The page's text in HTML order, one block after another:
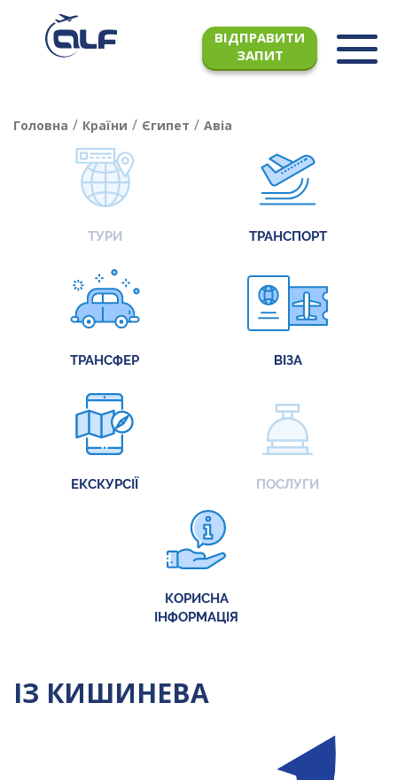
ВІДПРАВИТИ
ЗАПИТ
Головна / Країни / Єгипет / Авіа
ТУРИ ТРАНСПОРТ
ТРАНСФЕР ВІЗА
ЕКСКУРСІЇ ПОСЛУГИ
КОРИСНА
ІНФОРМАЦІЯ
ІЗ КИШИНЕВА